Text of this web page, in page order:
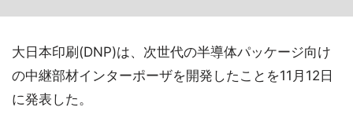
大日本印刷(DNP)は、次世代の半導体パッケージ向け
の中継部材インターポーザを開発したことを11月12日
に発表した。